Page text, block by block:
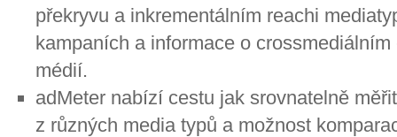
překryvu a inkrementálním reachi
kampaních a informace o
médií.
adMeter nabízí cestu jak srovnatelně
z různých media typů a možnost